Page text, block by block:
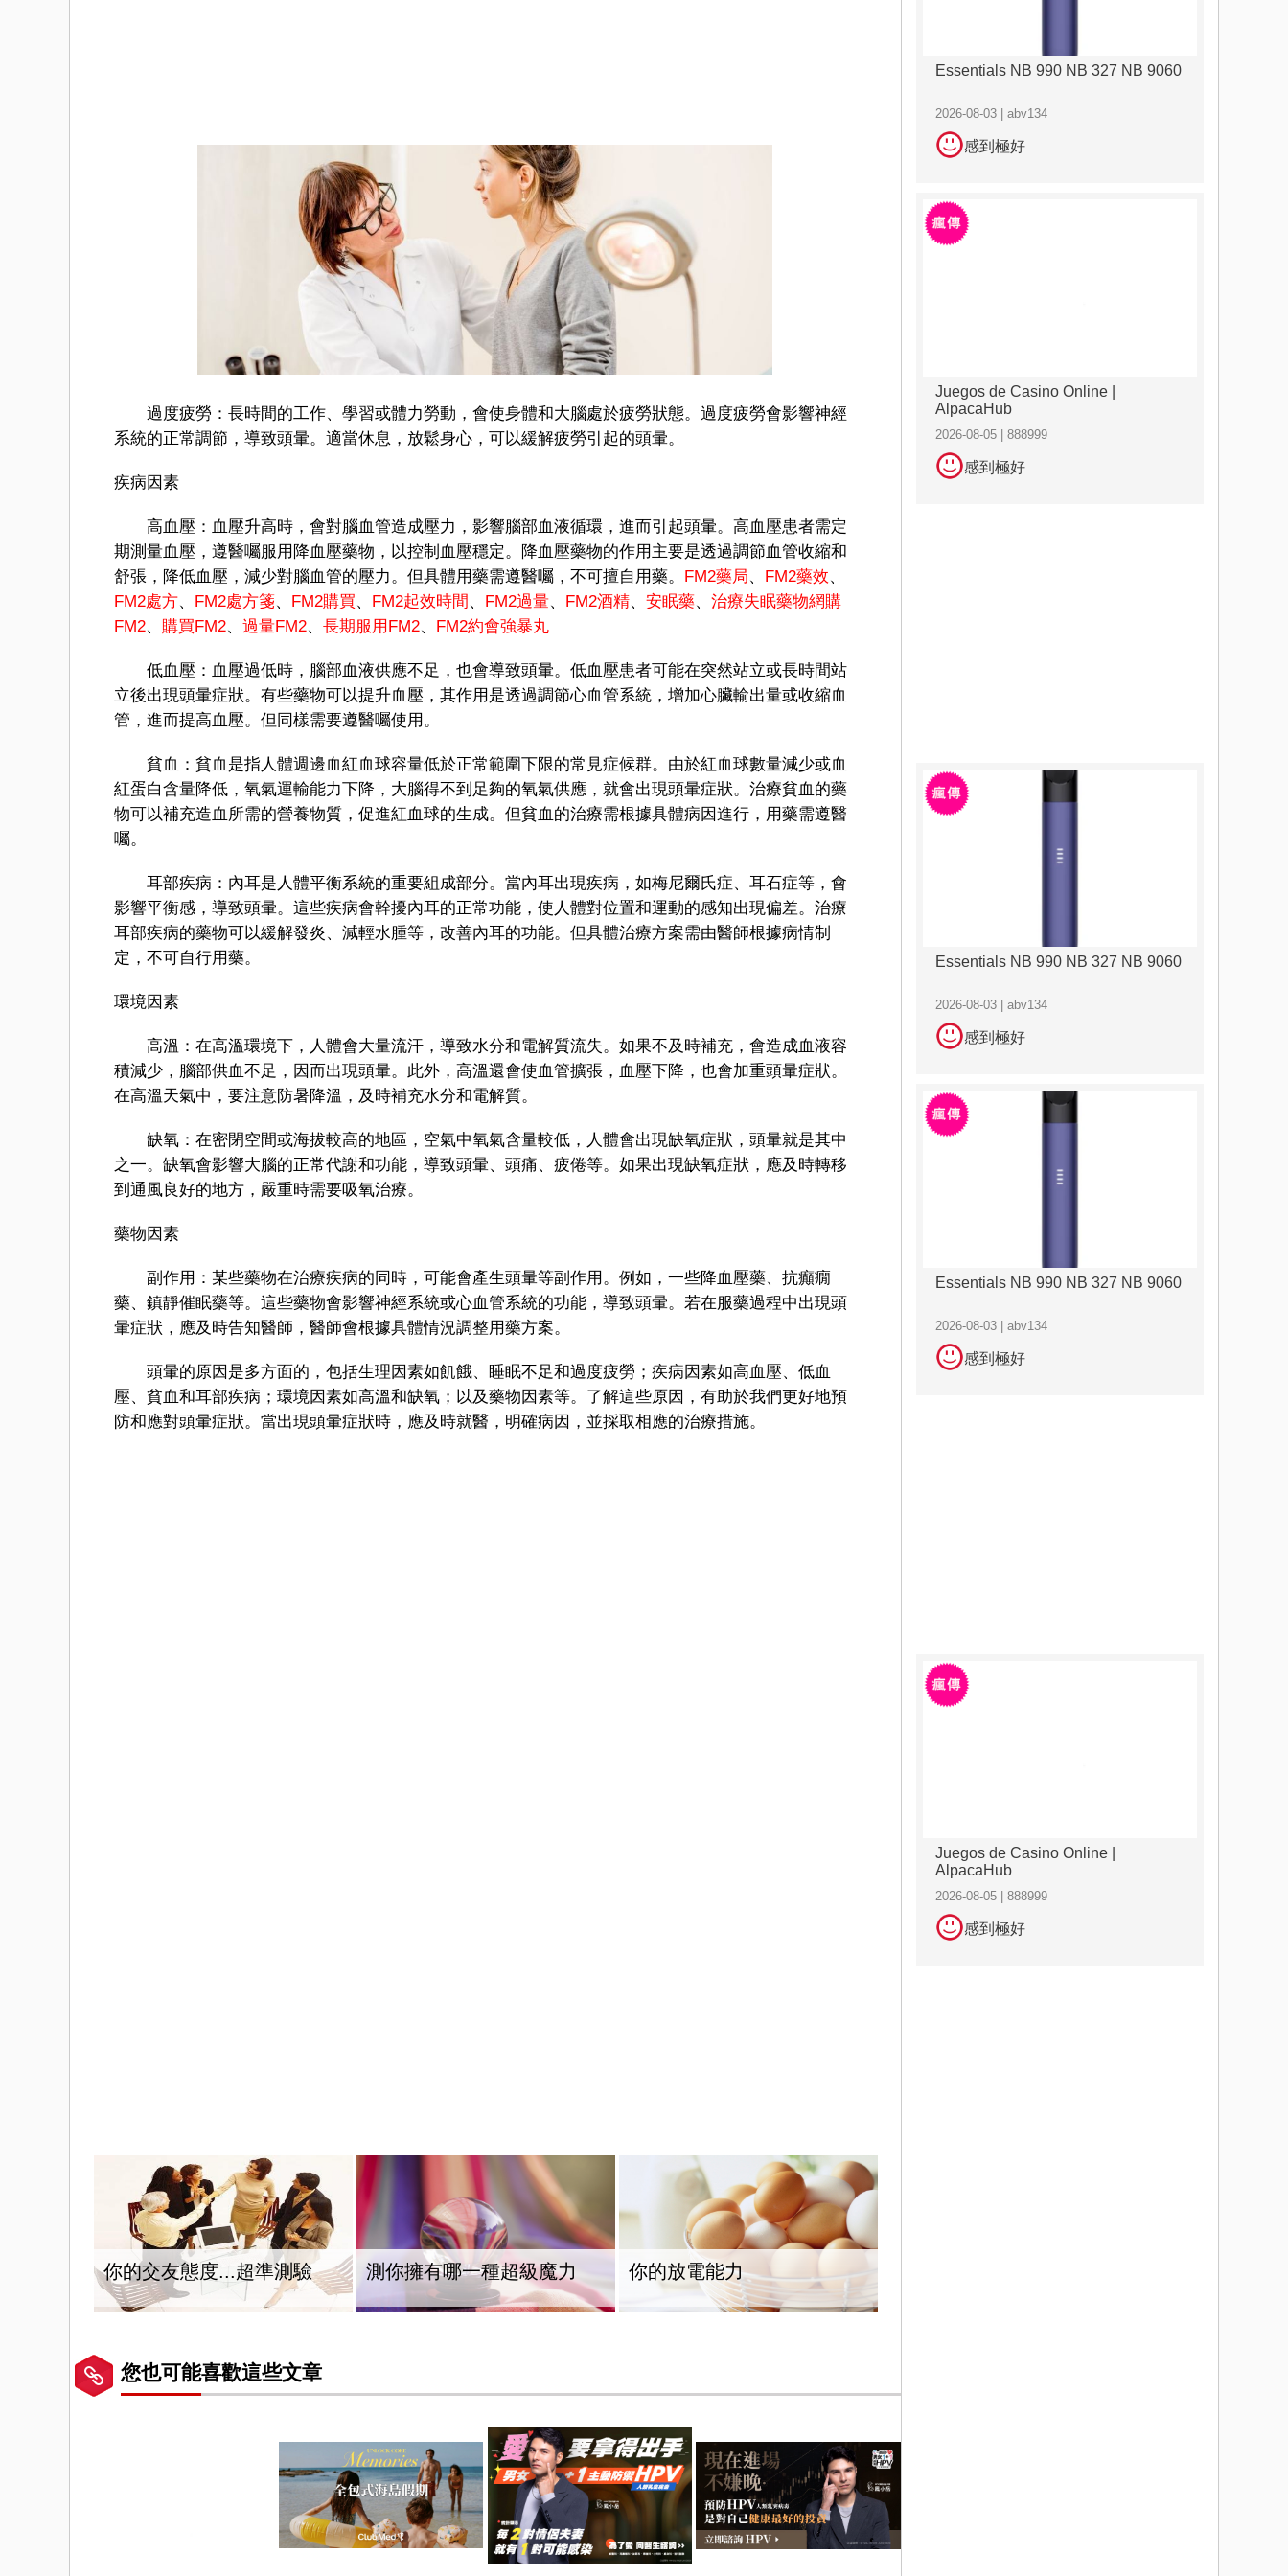
過度疲勞：長時間的工作、學習或體力勞動，會使身體和大腦處於疲勞狀態。過度疲勞會影響神經
系統的正常調節，導致頭暈。適當休息，放鬆身心，可以緩解疲勞引起的頭暈。
疾病因素
高血壓：血壓升高時，會對腦血管造成壓力，影響腦部血液循環，進而引起頭暈。高血壓患者需定
期測量血壓，遵醫囑服用降血壓藥物，以控制血壓穩定。降血壓藥物的作用主要是透過調節血管收縮和
舒張，降低血壓，減少對腦血管的壓力。但具體用藥需遵醫囑，不可擅自用藥。 FM2藥局、 FM2藥效、
FM2處方、 FM2處方箋、 FM2購買、 FM2起效時間 、 FM2過量、 FM2酒精、 安眠藥、 治療失眠藥物網購
FM2、 購買FM2、 過量FM2、 長期服用FM2、 FM2約會強暴丸
低血壓：血壓過低時，腦部血液供應不足，也會導致頭暈。低血壓患者可能在突然站立或長時間站
立後出現頭暈症狀。有些藥物可以提升血壓，其作用是透過調節心血管系統，增加心臟輸出量或收縮血
管，進而提高血壓。但同樣需要遵醫囑使用。
貧血：貧血是指人體​​週邊血紅血球容量低於正常範圍下限的常見症候群。由於紅血球數量減少或血
紅蛋白含量降低，氧氣運輸能力下降，大腦得不到足夠的氧氣供應，就會出現頭暈症狀。治療貧血的藥
物可以補充造血所需的營養物質，促進紅血球的生成。但貧血的治療需根據具體病因進行，用藥需遵醫
囑。
耳部疾病：內耳是人體平衡系統的重要組成部分。當內耳出現疾病，如梅尼爾氏症、耳石症等，會
影響平衡感，導致頭暈。這些疾病會幹擾內耳的正常功能，使人體對位置和運動的感知出現偏差。治療
耳部疾病的藥物可以緩解發炎、減輕水腫等，改善內耳的功能。但具體治療方案需由醫師根據病情制
定，不可自行用藥。
環境因素
高溫：在高溫環境下，人體會大量流汗，導致水分和電解質流失。如果不及時補充，會造成血液容
積減少，腦部供血不足，因而出現頭暈。此外，高溫還會使血管擴張，血壓下降，也會加重頭暈症狀。
在高溫天氣中，要注意防暑降溫，及時補充水分和電解質。
缺氧：在密閉空間或海拔較高的地區，空氣中氧氣含量較低，人體會出現缺氧症狀，頭暈就是其中
之一。缺氧會影響大腦的正常代謝和功能，導致頭暈、頭痛、疲倦等。如果出現缺氧症狀，應及時轉移
到通風良好的地方，嚴重時需要吸氧治療。
藥物因素
副作用：某些藥物在治療疾病的同時，可能會產生頭暈等副作用。例如，一些降血壓藥、抗癲癇
藥、鎮靜催眠藥等。這些藥物會影響神經系統或心血管系統的功能，導致頭暈。若在服藥過程中出現頭
暈症狀，應及時告知醫師，醫師會根據具體情況調整用藥方案。
頭暈的原因是多方面的，包括生理因素如飢餓、睡眠不足和過度疲勞；疾病因素如高血壓、低血
壓、貧血和耳部疾病；環境因素如高溫和缺氧；以及藥物因素等。了解這些原因，有助於我們更好地預
防和應對頭暈症狀。當出現頭暈症狀時，應及時就醫，明確病因，並採取相應的治療措施。
你的交友態度...超準測驗 測你擁有哪一種超級魔力 你的放電能力
您也可能喜歡這些文章
Essentials NB 990 NB 327 NB 9060
2026-08-03 | abv134
感到極好
Juegos de Casino Online |
AlpacaHub
2026-08-05 | 888999
感到極好
Essentials NB 990 NB 327 NB 9060
2026-08-03 | abv134
感到極好
Essentials NB 990 NB 327 NB 9060
2026-08-03 | abv134
感到極好
Juegos de Casino Online |
AlpacaHub
2026-08-05 | 888999
感到極好